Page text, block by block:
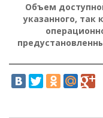
Объем
указанного, так